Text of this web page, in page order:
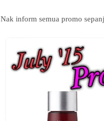
Nak inform semua promo